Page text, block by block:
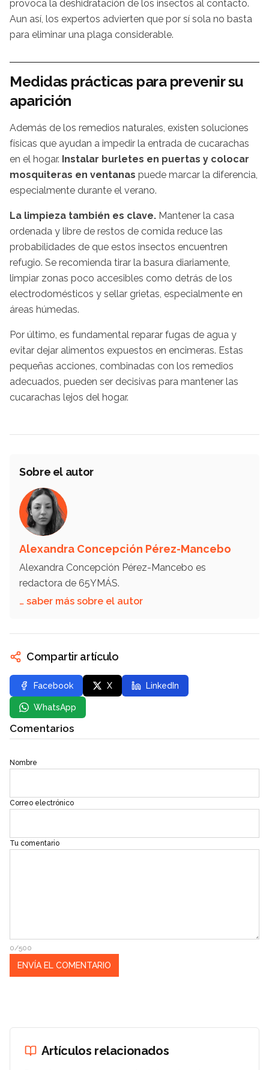
provoca la deshidratación de los insectos al contacto.
Aun así, los expertos advierten que por sí sola no basta
para eliminar una plaga considerable.
Medidas prácticas para prevenir su
aparición
Además de los remedios naturales, existen soluciones
físicas que ayudan a impedir la entrada de cucarachas
en el hogar. Instalar burletes en puertas y colocar
mosquiteras en ventanas puede marcar la diferencia,
especialmente durante el verano.
La limpieza también es clave. Mantener la casa
ordenada y libre de restos de comida reduce las
probabilidades de que estos insectos encuentren
refugio. Se recomienda tirar la basura diariamente,
limpiar zonas poco accesibles como detrás de los
electrodomésticos y sellar grietas, especialmente en
áreas húmedas.
Por último, es fundamental reparar fugas de agua y
evitar dejar alimentos expuestos en encimeras. Estas
pequeñas acciones, combinadas con los remedios
adecuados, pueden ser decisivas para mantener las
cucarachas lejos del hogar.
Sobre el autor
Alexandra Concepción Pérez-Mancebo
Alexandra Concepción Pérez-Mancebo es
redactora de 65YMÁS.
… saber más sobre el autor
Compartir artículo
Facebook X LinkedIn
WhatsApp
Comentarios
Nombre
Correo electrónico
Tu comentario
0/500
Artículos relacionados